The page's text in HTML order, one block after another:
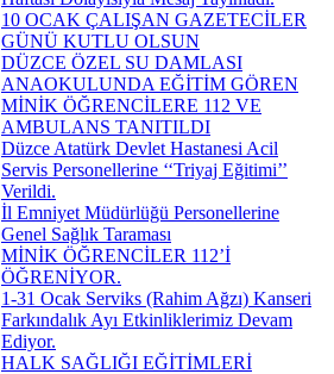
10 OCAK ÇALIŞAN GAZETECİLER
GÜNÜ KUTLU OLSUN
DÜZCE ÖZEL SU DAMLASI
ANAOKULUNDA EĞİTİM GÖREN
MİNİK ÖĞRENCİLERE 112 VE
AMBULANS TANITILDI
Düzce Atatürk Devlet Hastanesi Acil
Servis Personellerine ‘‘Triyaj Eğitimi’’
Verildi.
İl Emniyet Müdürlüğü Personellerine
Genel Sağlık Taraması
MİNİK ÖĞRENCİLER 112’İ
ÖĞRENİYOR.
1-31 Ocak Serviks (Rahim Ağzı) Kanseri
Farkındalık Ayı Etkinliklerimiz Devam
Ediyor.
HALK SAĞLIĞI EĞİTİMLERİ